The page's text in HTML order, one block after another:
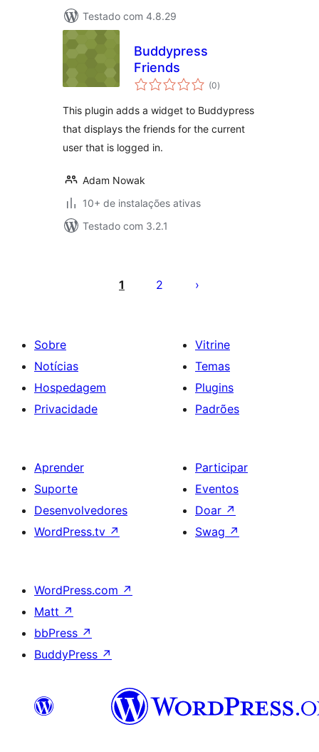
Testado com 4.8.29
Buddypress
Friends
(0total
de
)
This plugin adds a widget to Buddypress
that displays the friends for the current
user that is logged in.
Adam Nowak
10+ de instalações ativas
Testado com 3.2.1
1 2
Sobre
Notícias
Hospedagem
Privacidade
Vitrine
Temas
Plugins
Padrões
Aprender
Suporte
Desenvolvedores
WordPress.tv ↗
Participar
Eventos
Doar ↗
Swag ↗
WordPress.com ↗
Matt ↗
bbPress ↗
BuddyPress ↗